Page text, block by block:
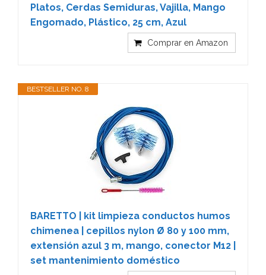
Platos, Cerdas Semiduras, Vajilla, Mango
Engomado, Plástico, 25 cm, Azul
Comprar en Amazon
BESTSELLER NO. 8
BARETTO | kit limpieza conductos humos
chimenea | cepillos nylon Ø 80 y 100 mm,
extensión azul 3 m, mango, conector M12 |
set mantenimiento doméstico